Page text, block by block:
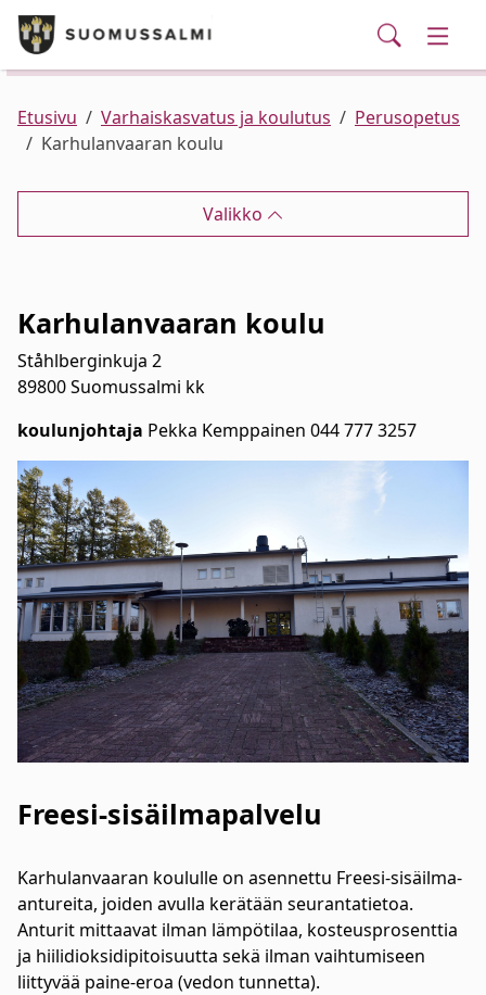
Siirry pääsisältöön
Puhelinluettelo/yhteystiedot
Palvelut
Ajankohtaista
Verkkokauppa
Haku
Kunta ja hallinto
Asuminen ja ympäristö
Elinvoima
Kulttuuri, vapaa-aika ja nuoret
Etusivu Varhaiskasvatus ja koulutus
Perusopetus
Karhulanvaaran koulu
Valikko
Karhulanvaaran koulu
Ståhlberginkuja 2
89800 Suomussalmi kk
koulunjohtaja Pekka Kemppainen 044 777 3257
Freesi-sisäilmapalvelu
Karhulanvaaran koululle on asennettu Freesi-sisäilma-
antureita, joiden avulla kerätään seurantatietoa.
Anturit mittaavat ilman lämpötilaa, kosteusprosenttia
ja hiilidioksidipitoisuutta sekä ilman vaihtumiseen
liittyvää paine-eroa (vedon tunnetta).